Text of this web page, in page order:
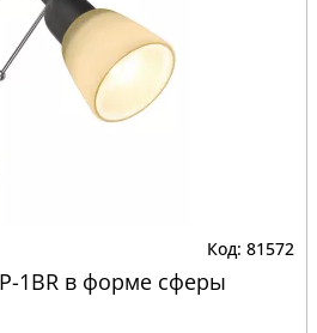
81572
1BR в форме сферы